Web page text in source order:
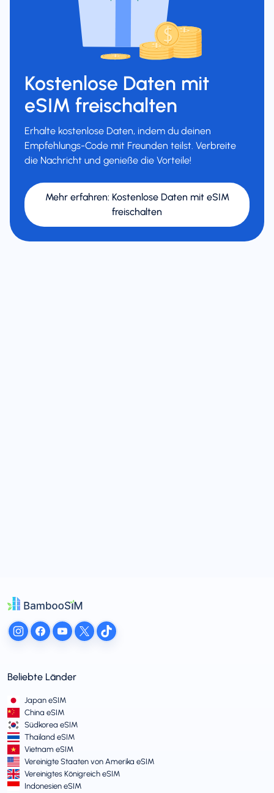
Kostenlose Daten mit
eSIM freischalten
Erhalte kostenlose Daten, indem du deinen
Empfehlungs-Code mit Freunden teilst. Verbreite
die Nachricht und genieße die Vorteile!
Mehr erfahren: Kostenlose Daten mit eSIM
freischalten
Beliebte Länder
Japan eSIM
China eSIM
Südkorea eSIM
Thailand eSIM
Vietnam eSIM
Vereinigte Staaten von Amerika eSIM
Vereinigtes Königreich eSIM
Indonesien eSIM